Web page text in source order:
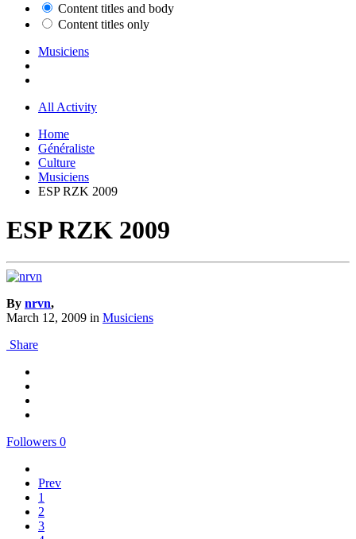
Content titles and body
Content titles only
Musiciens
All Activity
Home
Généraliste
Culture
Musiciens
ESP RZK 2009
ESP RZK 2009
By nrvn,
March 12, 2009 in Musiciens
Share
Followers 0
Prev
1
2
3